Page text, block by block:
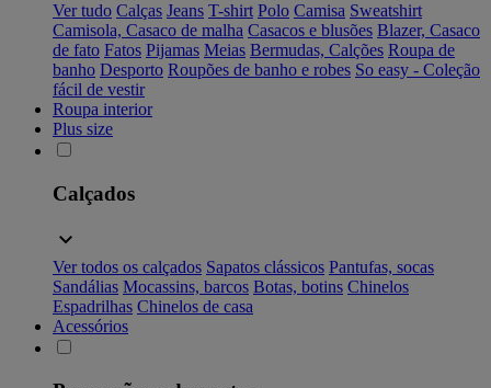
Ver tudo Calças Jeans T-shirt Polo Camisa Sweatshirt
Camisola, Casaco de malha Casacos e blusões Blazer, Casaco
de fato Fatos Pijamas Meias Bermudas, Calções Roupa de
banho Desporto Roupões de banho e robes So easy - Coleção
fácil de vestir
Roupa interior
Plus size
Calçados
Ver todos os calçados Sapatos clássicos Pantufas, socas
Sandálias Mocassins, barcos Botas, botins Chinelos
Espadrilhas Chinelos de casa
Acessórios